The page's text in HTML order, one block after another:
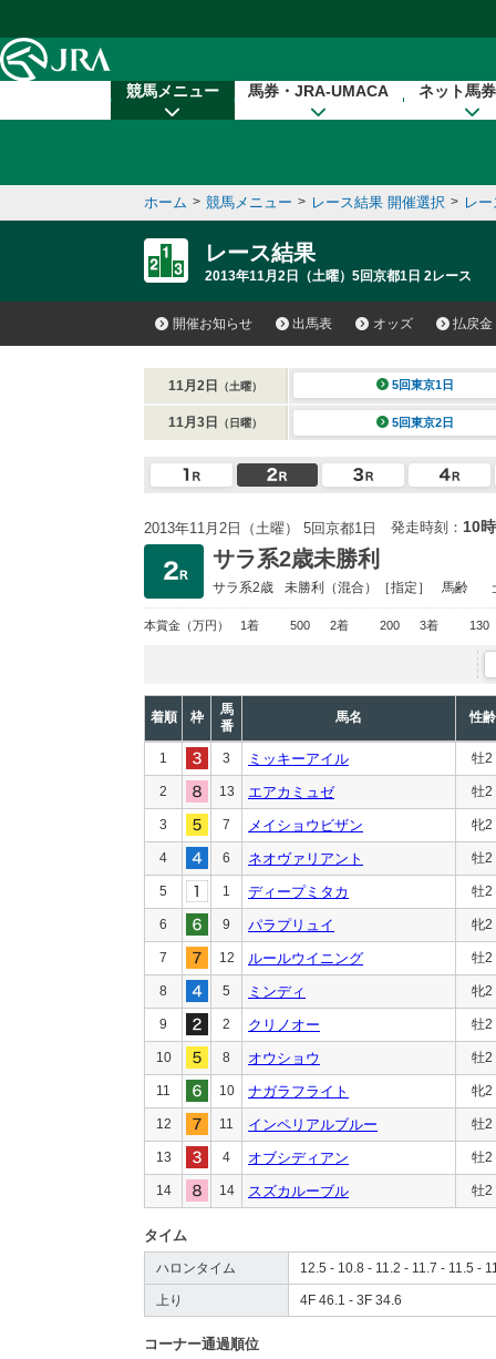
競馬メニュー 馬券・JRA-UMACA ネット馬
ホーム > 競馬メニュー > レース結果 開催選択 > レ
レース結果
2013年11月2日（土曜）5回京都1日 2レース
開催お知らせ 出馬表 オッズ 払戻金
11月2日 （土曜） 5回東京1日
11月3日 （日曜） 5回東京2日
2013年11月2日（土曜） 5回京都1日 発走時刻： 10
サラ系2歳未勝利
サラ系2歳 未勝利 （混合）［指定］ 馬齢
本賞金 （万円） 1着 500 2着 200 3着 130
着順 枠
馬
番
馬名 性齢
1 3 ミッキーアイル 牡2
2 13 エアカミュゼ 牡2
3 7 メイショウビザン 牝2
4 6 ネオヴァリアント 牡2
5 1 ディープミタカ 牡2
6 9 パラプリュイ 牝2
7 12 ルールウイニング 牡2
8 5 ミンディ 牝2
9 2 クリノオー 牡2
10 8 オウショウ 牡2
11 10 ナガラフライト 牝2
12 11 インペリアルブルー 牡2
13 4 オブシディアン 牡2
14 14 スズカルーブル 牡2
タイム
ハロンタイム 12.5 - 10.8 - 11.2 - 11.7 - 11.5 -
上り 4F 46.1 - 3F 34.6
コーナー通過順位